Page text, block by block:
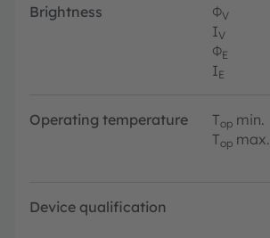
Brightness ΦV
IV
ΦE
IE
Operating temperature Top min.
Top max.
Device qualification